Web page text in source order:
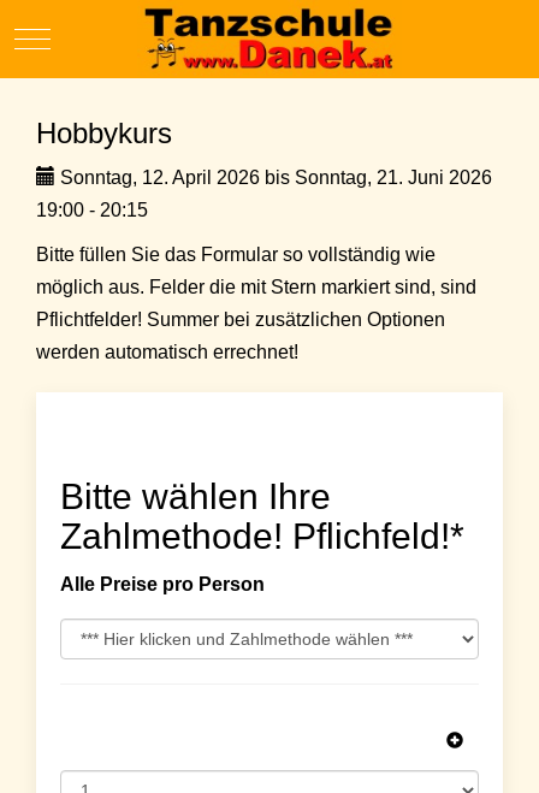
Mobile Menu Toggle
Hobbykurs
Sonntag, 12. April 2026 bis Sonntag, 21. Juni 2026
19:00 - 20:15
Bitte füllen Sie das Formular so vollständig wie
möglich aus. Felder die mit Stern markiert sind, sind
Pflichtfelder! Summer bei zusätzlichen Optionen
werden automatisch errechnet!
Bitte wählen Ihre
Zahlmethode! Pflichfeld!*
Alle Preise pro Person